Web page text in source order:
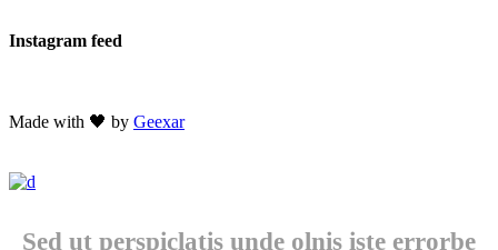
Instagram feed
Made with 🖤 by Geexar
Sed ut perspiclatis unde olnis iste errorbe